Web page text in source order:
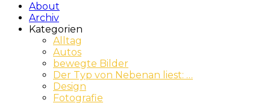
About
Archiv
Kategorien
Alltag
Autos
bewegte Bilder
Der Typ von Nebenan liest: …
Design
Fotografie